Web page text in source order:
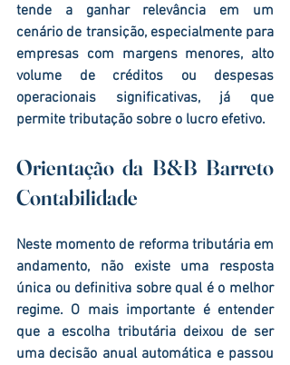
tende a ganhar relevância em um
cenário de transição, especialmente para
empresas com margens menores, alto
volume de créditos ou despesas
operacionais significativas, já que
permite tributação sobre o lucro efetivo.
Orientação da B&B Barreto
Contabilidade
Neste momento de reforma tributária em
andamento, não existe uma resposta
única ou definitiva sobre qual é o melhor
regime. O mais importante é entender
que a escolha tributária deixou de ser
uma decisão anual automática e passou